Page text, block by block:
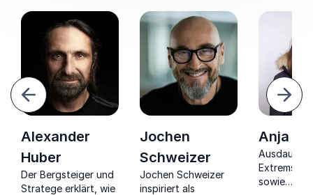
Alexander
Huber
Der Bergsteiger und
Stratege erklärt, wie
Jochen
Schweizer
Jochen Schweizer
inspiriert als
Anja
Ausdauer-
sowie